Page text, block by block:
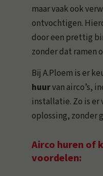
maar vaak ook
ontvochtigen.
door een prettig
zonder dat ramen
Bij A.Ploem is er
huurvan airco’s,
installatie. Zo is er
oplossing, zonder
Airco huren of
voordelen: